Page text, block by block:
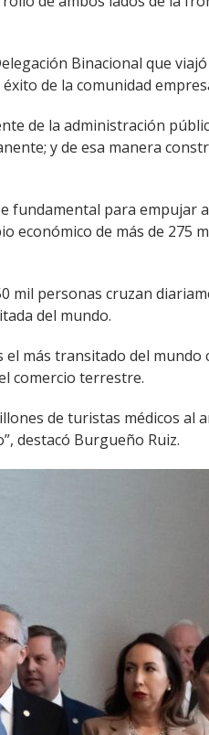
Binacional que
de la comunidad
de la administración
y de esa manera
para empujar
de más de 275
mil personas cruzan
del mundo.
más transitado del mundo
comercio terrestre.
de turistas médicos al
destacó Burgueño Ruiz.